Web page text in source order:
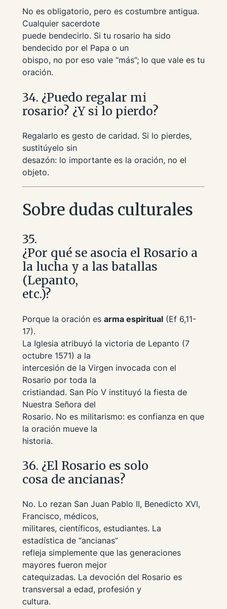
No es obligatorio, pero es costumbre antigua.
Cualquier sacerdote
puede bendecirlo. Si tu rosario ha sido
bendecido por el Papa o un
obispo, no por eso vale “más”; lo que vale es tu
oración.
34. ¿Puedo regalar mi
rosario? ¿Y si lo pierdo?
Regalarlo es gesto de caridad. Si lo pierdes,
sustitúyelo sin
desazón: lo importante es la oración, no el
objeto.
Sobre dudas culturales
35.
¿Por qué se asocia el Rosario a
la lucha y a las batallas
(Lepanto,
etc.)?
Porque la oración es arma espiritual(Ef 6,11-
17).
La Iglesia atribuyó la victoria de Lepanto (7
octubre 1571) a la
intercesión de la Virgen invocada con el
Rosario por toda la
cristiandad. San Pío V instituyó la fiesta de
Nuestra Señora del
Rosario. No es militarismo: es confianza en que
la oración mueve la
historia.
36. ¿El Rosario es solo
cosa de ancianas?
No. Lo rezan San Juan Pablo II, Benedicto XVI,
Francisco, médicos,
militares, científicos, estudiantes. La
estadística de “ancianas”
refleja simplemente que las generaciones
mayores fueron mejor
catequizadas. La devoción del Rosario es
transversal a edad, profesión y
cultura.